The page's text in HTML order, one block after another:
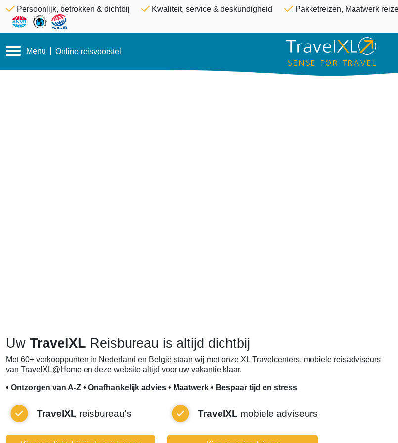
Overslaan en naar
Persoonlijk, betrokken & dichtbij Kwaliteit, service & deskundigheid Pakketreizen, Maatwerk
Menu Online reisvoorstel
Uw TravelXL Reisbureau is altijd dichtbij
Met 60+ verkooppunten in Nederland en België staan wij met onze XL Travelcenters, mobiele reisadviseurs
van TravelXL@Home en deze website altijd voor uw vakantie klaar.
• Ontzorgen van A-Z • Onafhankelijk advies • Maatwerk • Bespaar tijd en stress
TravelXL reisbureau's TravelXL mobiele adviseurs